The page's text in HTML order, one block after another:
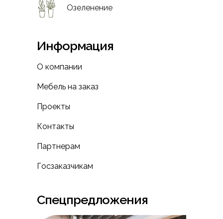
Озеленение
Спецпредложения
Информация
О компании
Мебель на заказ
Проекты
Контакты
Партнерам
Госзаказчикам